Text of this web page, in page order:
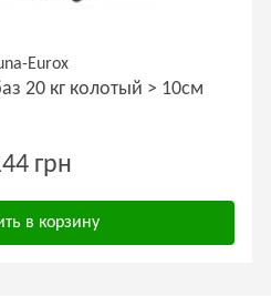
Eurox
20 кг колотый > 10см
грн
в корзину